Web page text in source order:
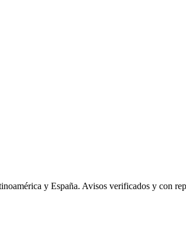
y España. Avisos verificados y con